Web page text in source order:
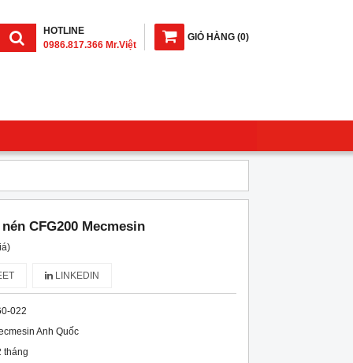
GIỎ HÀNG (0)
HOTLINE
0986.817.366 Mr.Việt
CFG200 Mecmesin
LINKEDIN
022
Anh Quốc
tháng